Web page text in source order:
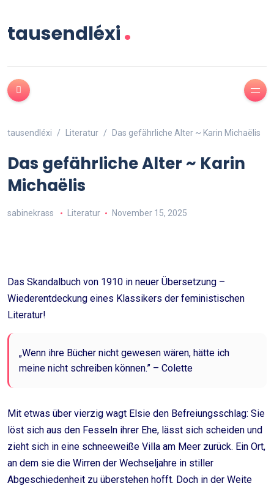
tausendléxi.
tausendléxi Literatur Das gefährliche Alter ~ Karin Michaëlis
Das gefährliche Alter ~ Karin
Michaëlis
sabinekrass Literatur November 15, 2025
Das Skandalbuch von 1910 in neuer Übersetzung –
Wiederentdeckung eines Klassikers der feministischen
Literatur!
„Wenn ihre Bücher nicht gewesen wären, hätte ich
meine nicht schreiben können.” – Colette
Mit etwas über vierzig wagt Elsie den Befreiungsschlag: Sie
löst sich aus den Fesseln ihrer Ehe, lässt sich scheiden und
zieht sich in eine schneeweiße Villa am Meer zurück. Ein Ort,
an dem sie die Wirren der Wechseljahre in stiller
Abgeschiedenheit zu überstehen hofft. Doch in der Weite